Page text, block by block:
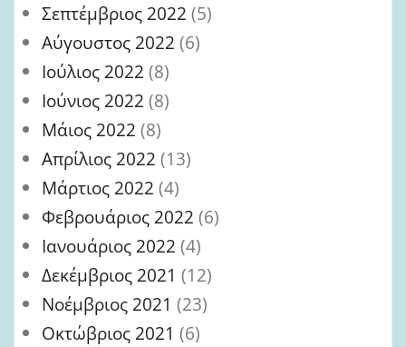
Σεπτέμβριος 2022 (5)
Αύγουστος 2022 (6)
Ιούλιος 2022 (8)
Ιούνιος 2022 (8)
Μάιος 2022 (8)
Απρίλιος 2022 (13)
Μάρτιος 2022 (4)
Φεβρουάριος 2022 (6)
Ιανουάριος 2022 (4)
Δεκέμβριος 2021 (12)
Νοέμβριος 2021 (23)
Οκτώβριος 2021 (6)